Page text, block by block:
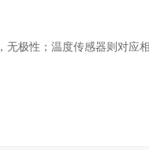
，无极性 ；温度传感器则 对应